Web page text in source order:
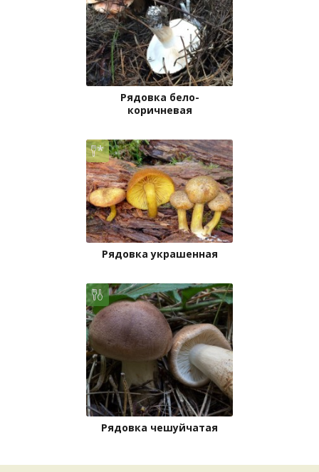
Рядовка бело-
коричневая
Рядовка украшенная
Рядовка чешуйчатая